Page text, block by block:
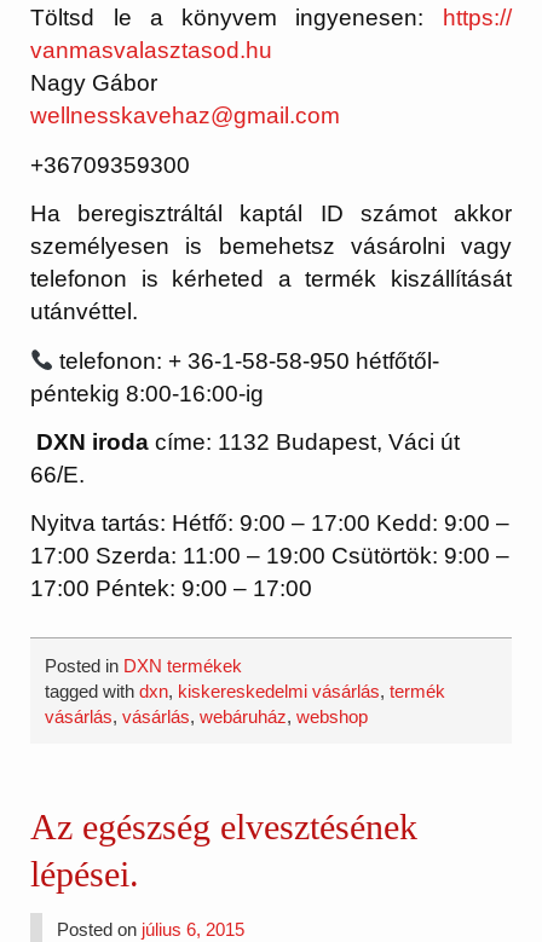
Töltsd le a könyvem ingyenesen:
https://
vanmasvalasztasod.hu
Nagy Gábor
wellnesskavehaz@gmail.com
+36709359300
Ha beregisztráltál kaptál ID számot akkor
személyesen is bemehetsz vásárolni vagy
telefonon is kérheted a termék kiszállítását
utánvéttel.
telefonon: + 36-1-58-58-950 hétfőtől-
péntekig 8:00-16:00-ig
DXN iroda címe: 1132 Budapest, Váci út
66/E.
Nyitva tartás: Hétfő: 9:00 – 17:00 Kedd: 9:00 –
17:00 Szerda: 11:00 – 19:00 Csütörtök: 9:00 –
17:00 Péntek: 9:00 – 17:00
Posted in DXN termékek
tagged withdxn, kiskereskedelmi vásárlás,termék
vásárlás,vásárlás,webáruház,webshop
Az egészség elvesztésének
lépései.
Posted on július 6, 2015